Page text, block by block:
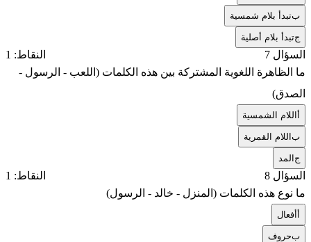
بتبدأ بلام شمسية
جتبدأ بلام أصلية
السؤال 7
النقاط: 1
ما الظاهرة اللغوية المشتركة بين هذه الكلمات (اللعب - الرسول -
الصدق)
اللام الشمسية
باللام القمرية
جالمد
السؤال 8
النقاط: 1
ما نوع هذه الكلمات (المنزل - خالد - الرسول)
أفعال
بحروف